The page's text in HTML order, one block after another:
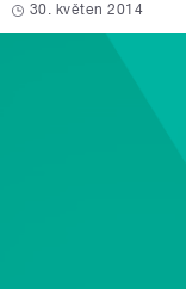
30. květen 2014